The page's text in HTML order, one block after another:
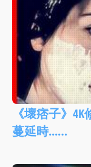
《壞痞子》
蔓延時...…